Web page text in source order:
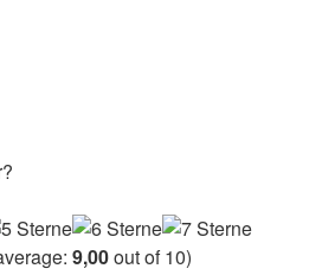
9,00out of 10)